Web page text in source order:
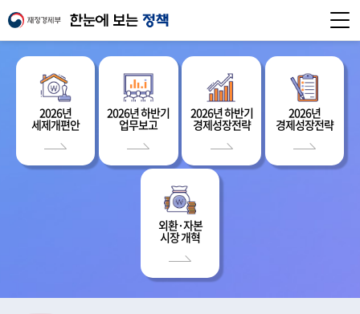
2026년
세제개편안
2026년 하반기
업무보고
2026년 하반기
경제성장전략
2026년
경제성장전략
외환·자본
시장 개혁